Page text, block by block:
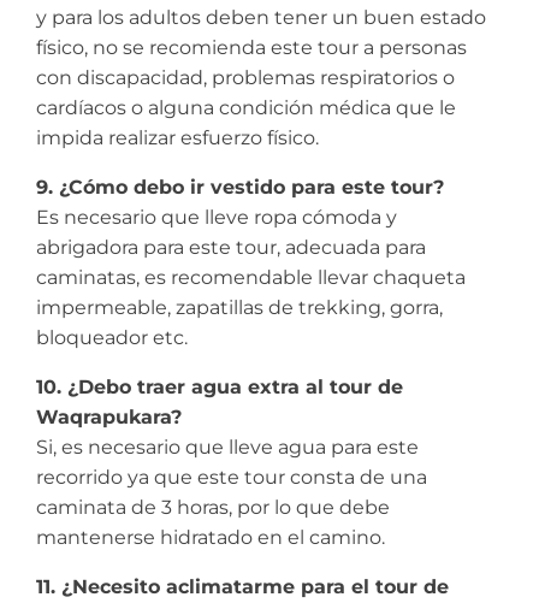
y para los adultos deben tener un buen estado
físico, no se recomienda este tour a personas
con discapacidad, problemas respiratorios o
cardíacos o alguna condición médica que le
impida realizar esfuerzo físico.
9. ¿Cómo debo ir vestido para este tour?
Es necesario que lleve ropa cómoda y
abrigadora para este tour, adecuada para
caminatas, es recomendable llevar chaqueta
impermeable, zapatillas de trekking, gorra,
bloqueador etc.
10. ¿Debo traer agua extra al tour de
Waqrapukara?
Si, es necesario que lleve agua para este
recorrido ya que este tour consta de una
caminata de 3 horas, por lo que debe
mantenerse hidratado en el camino.
11. ¿Necesito aclimatarme para el tour de